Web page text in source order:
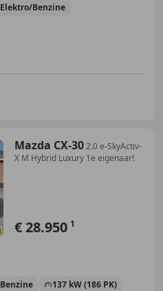
Elektro/Benzine
Mazda CX-302.0 e-SkyActiv-
X M Hybrid Luxury 1e eigenaar!
€ 28.950 1
Benzine 137 kW (186 PK)